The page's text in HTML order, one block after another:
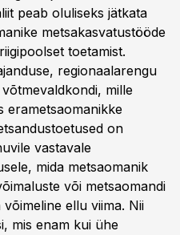
peab oluliseks jätkata
metsakasvatustööde
toetamist.
regionaalarengu
mille
erametsaomanikke
on
vastavale
mida metsaomanik
või metsaomandi
ellu viima. Nii
mis enam kui ühe